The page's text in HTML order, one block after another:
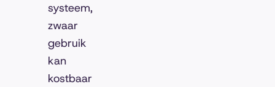
systeem,
zwaar
gebruik
kan
kostbaar